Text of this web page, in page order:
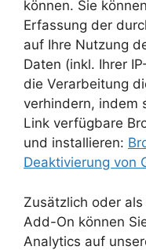
können. Sie
Erfassung der
auf Ihre Nutzung
Daten (inkl. Ihrer
die Verarbeitung
verhindern, indem
Link verfügbare
und installieren:
Deaktivierung von
Zusätzlich oder
Add-On können
Analytics auf